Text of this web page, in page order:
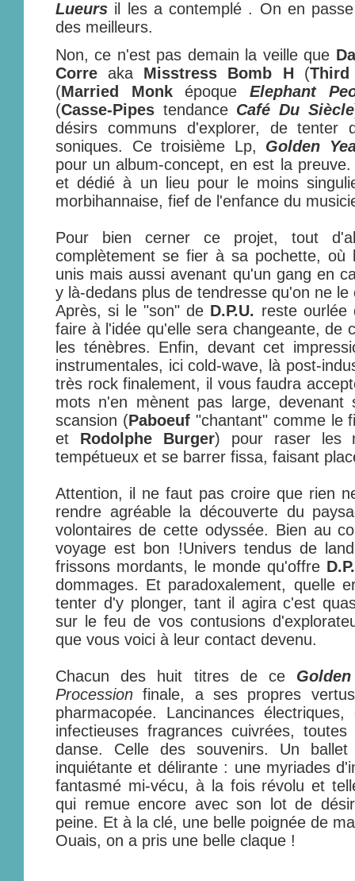
Lueurs il les a contemplé . On en
des meilleurs.
Non, ce n'est pas demain la veille que
Corre aka Misstress Bomb H (Third
(Married MonképoqueElephant
(Casse-Pipes tendance Café Du Siècle
désirs communs d'explorer, de tenter
soniques. Ce troisième Lp, Golden
pour un album-concept, en est la
et dédié à un lieu pour le moins
morbihannaise, fief de l'enfance du
Pour bien cerner ce projet, tout
complètement se fier à sa pochette, où
unis mais aussi avenant qu'un gang en
y là-dedans plus de tendresse qu'on ne le
Après, si le "son" de D.P.U. reste ourlée
faire à l'idée qu'elle sera changeante, de
les ténèbres. Enfin, devant cet
instrumentales, ici cold-wave, là post-
très rock finalement, il vous faudra
mots n'en mènent pas large, devenant
scansion (Paboeuf"chantant" comme le
et Rodolphe Burger) pour raser les
tempétueux et se barrer fissa, faisant
Attention, il ne faut pas croire que rien
rendre agréable la découverte du
volontaires de cette odyssée. Bien au
voyage est bon !Univers tendus de
frissons mordants, le monde qu'offre
dommages. Et paradoxalement, quelle
tenter d'y plonger, tant il agira c'est
sur le feu de vos contusions
que vous voici à leur contact devenu.
Chacun des huit titres de ce
Procession finale, a ses propres
pharmacopée. Lancinances
infectieuses fragrances cuivrées,
danse. Celle des souvenirs. Un
inquiétante et délirante : une myriades
fantasmé mi-vécu, à la fois révolu et
qui remue encore avec son lot de
peine. Et à la clé, une belle poignée de
Ouais, on a pris une belle claque !